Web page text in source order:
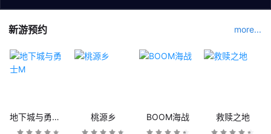
新游预约 more...
地下城与勇士M 桃源乡 BOOM海战 救赎之地